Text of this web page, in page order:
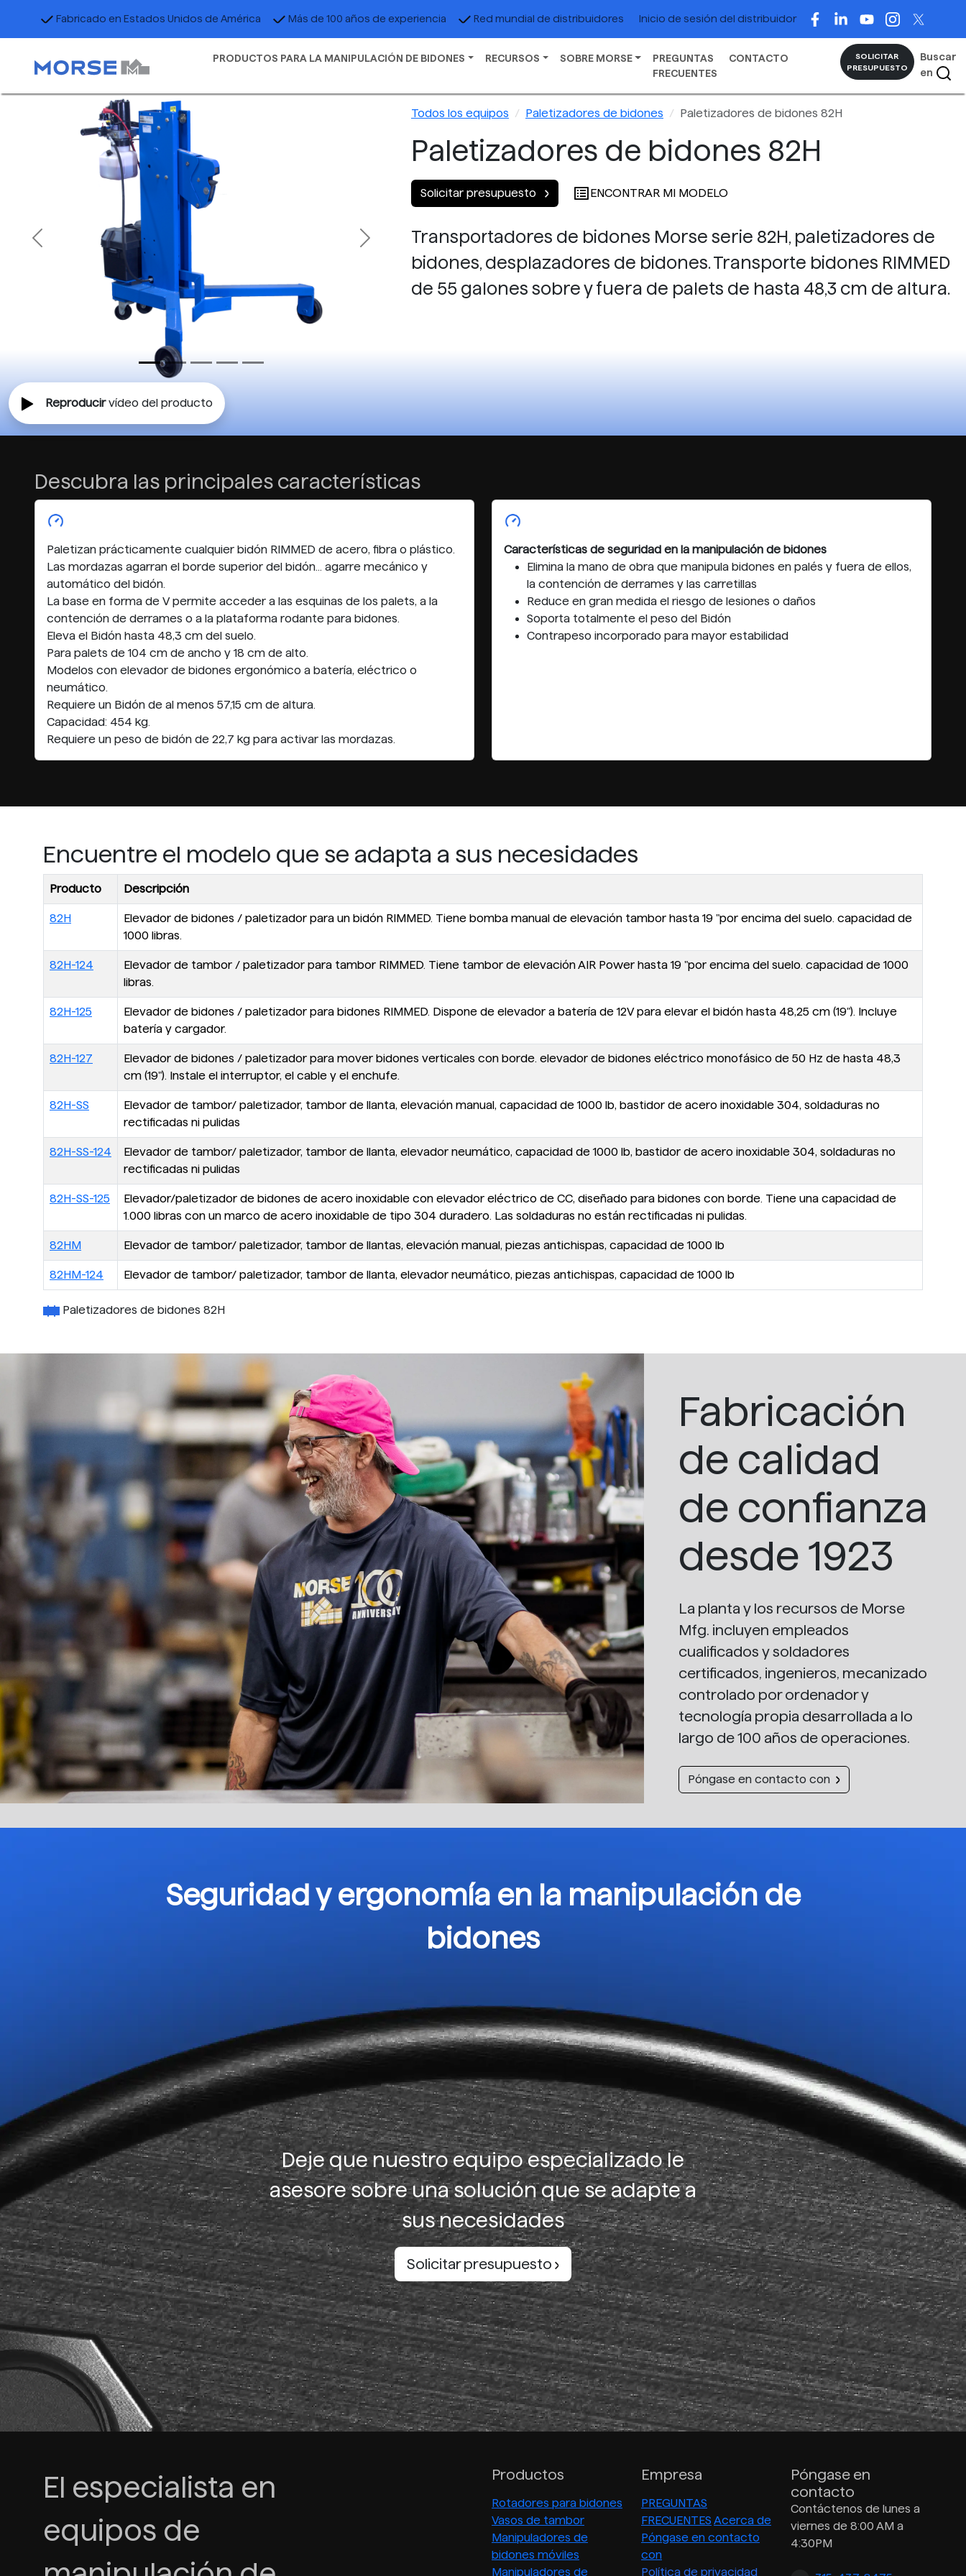
Fabricado en Estados Unidos de América Más de 100 años de experiencia Red mundial de distribuidores Inicio de sesión del distribuidor
PRODUCTOS PARA LA MANIPULACIÓN DE BIDONES RECURSOS SOBRE MORSE
PREGUNTAS
FRECUENTES
CONTACTO
SOLICITAR
PRESUPUESTO
Buscar
en
Previous Next
Reproducirvídeo del producto
Todos los equipos Paletizadores de bidones Paletizadores de bidones 82H
Paletizadores de bidones 82H
Solicitar presupuesto ENCONTRAR MI MODELO
Transportadores de bidones Morse serie 82H, paletizadores de
bidones, desplazadores de bidones. Transporte bidones RIMMED
de 55 galones sobre y fuera de palets de hasta 48,3 cm de altura.
Descubra las principales características
Paletizan prácticamente cualquier bidón RIMMED de acero, fibra o plástico.
Las mordazas agarran el borde superior del bidón... agarre mecánico y
automático del bidón.
La base en forma de V permite acceder a las esquinas de los palets, a la
contención de derrames o a la plataforma rodante para bidones.
Eleva el Bidón hasta 48,3 cm del suelo.
Para palets de 104 cm de ancho y 18 cm de alto.
Modelos con elevador de bidones ergonómico a batería, eléctrico o
neumático.
Requiere un Bidón de al menos 57,15 cm de altura.
Capacidad: 454 kg.
Requiere un peso de bidón de 22,7 kg para activar las mordazas.
Características de seguridad en la manipulación de bidones
Elimina la mano de obra que manipula bidones en palés y fuera de ellos,
la contención de derrames y las carretillas
Reduce en gran medida el riesgo de lesiones o daños
Soporta totalmente el peso del Bidón
Contrapeso incorporado para mayor estabilidad
Encuentre el modelo que se adapta a sus necesidades
Producto Descripción
82H
Elevador de bidones / paletizador para un bidón RIMMED. Tiene bomba manual de elevación tambor hasta 19 "por encima del suelo. capacidad de
1000 libras.
82H-124
Elevador de tambor / paletizador para tambor RIMMED. Tiene tambor de elevación AIR Power hasta 19 "por encima del suelo. capacidad de 1000
libras.
82H-125
Elevador de bidones / paletizador para bidones RIMMED. Dispone de elevador a batería de 12V para elevar el bidón hasta 48,25 cm (19"). Incluye
batería y cargador.
82H-127
Elevador de bidones / paletizador para mover bidones verticales con borde. elevador de bidones eléctrico monofásico de 50 Hz de hasta 48,3
cm (19"). Instale el interruptor, el cable y el enchufe.
82H-SS
Elevador de tambor/ paletizador, tambor de llanta, elevación manual, capacidad de 1000 lb, bastidor de acero inoxidable 304, soldaduras no
rectificadas ni pulidas
82H-SS-124
Elevador de tambor/ paletizador, tambor de llanta, elevador neumático, capacidad de 1000 lb, bastidor de acero inoxidable 304, soldaduras no
rectificadas ni pulidas
82H-SS-125
Elevador/paletizador de bidones de acero inoxidable con elevador eléctrico de CC, diseñado para bidones con borde. Tiene una capacidad de
1.000 libras con un marco de acero inoxidable de tipo 304 duradero. Las soldaduras no están rectificadas ni pulidas.
82HM Elevador de tambor/ paletizador, tambor de llantas, elevación manual, piezas antichispas, capacidad de 1000 lb
82HM-124 Elevador de tambor/ paletizador, tambor de llanta, elevador neumático, piezas antichispas, capacidad de 1000 lb
Paletizadores de bidones 82H
Fabricación
de calidad
de confianza
desde 1923
La planta y los recursos de Morse
Mfg. incluyen empleados
cualificados y soldadores
certificados, ingenieros, mecanizado
controlado por ordenador y
tecnología propia desarrollada a lo
largo de 100 años de operaciones.
Póngase en contacto con
Seguridad y ergonomía en la manipulación de
bidones
Deje que nuestro equipo especializado le
asesore sobre una solución que se adapte a
sus necesidades
Solicitar presupuesto
El especialista en
equipos de
Productos
Rotadores para bidones
Vasos de tambor
Manipuladores de
bidones móviles
Manipuladores de
Empresa
PREGUNTAS
FRECUENTES Acerca de
Póngase en contacto
con
Política de privacidad
Póngase en
contacto
Contáctenos de lunes a
viernes de 8:00 AM a
4:30PM